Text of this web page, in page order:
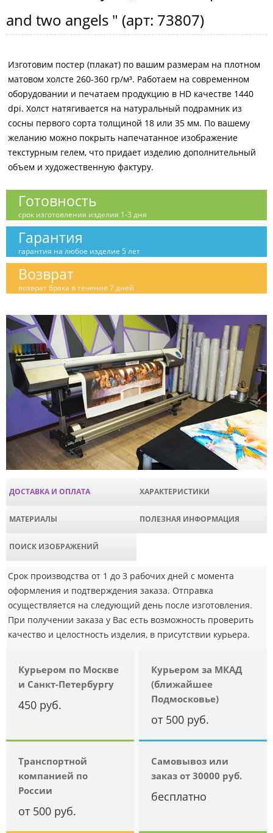
and two angels " (арт: 73807)
Изготовим постер (плакат) по вашим размерам на плотном
матовом холсте 260-360 гр/м³. Работаем на современном
оборудовании и печатаем продукцию в HD качестве 1440
dpi. Холст натягивается на натуральный подрамник из
сосны первого сорта толщиной 18 или 35 мм. По вашему
желанию можно покрыть напечатанное изображение
текстурным гелем, что придает изделию дополнительный
объем и художественную фактуру.
Готовность
срок изготовления изделия 1-3 дня
Гарантия
гарантия на любое изделие 5 лет
Возврат
возврат брака в течение 7 дней
ДОСТАВКА И ОПЛАТА ХАРАКТЕРИСТИКИ
МАТЕРИАЛЫ ПОЛЕЗНАЯ ИНФОРМАЦИЯ
ПОИСК ИЗОБРАЖЕНИЙ
Срок производства от 1 до 3 рабочих дней с момента
оформления и подтверждения заказа. Отправка
осуществляется на следующий день после изготовления.
При получении заказа у Вас есть возможность проверить
качество и целостность изделия, в присутствии курьера.
Курьером по Москве
и Санкт-Петербургу
450 руб.
Курьером за МКАД
(ближайшее
Подмосковье)
от 500 руб.
Транспортной
компанией по
России
от 500 руб.
Самовывоз или
заказ от 30000 руб.
бесплатно